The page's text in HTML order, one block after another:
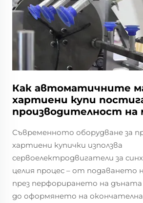
Как автоматичните
хартиени купи
производителност на
Съвременното оборудване за
хартиени купички използва
сервоелектродвигатели за
целия процес – от подаването
през перфорирането на
до оформянето на